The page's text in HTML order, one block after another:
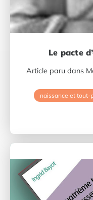
Le pacte
Article paru dans
naissance et tout-